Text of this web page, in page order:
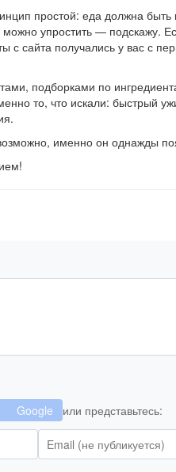
простой: еда должна быть
упростить — подскажу.
сайта получались у вас с
подборками по
то, что искали: быстрый
именно он однажды
Google или представьтесь: